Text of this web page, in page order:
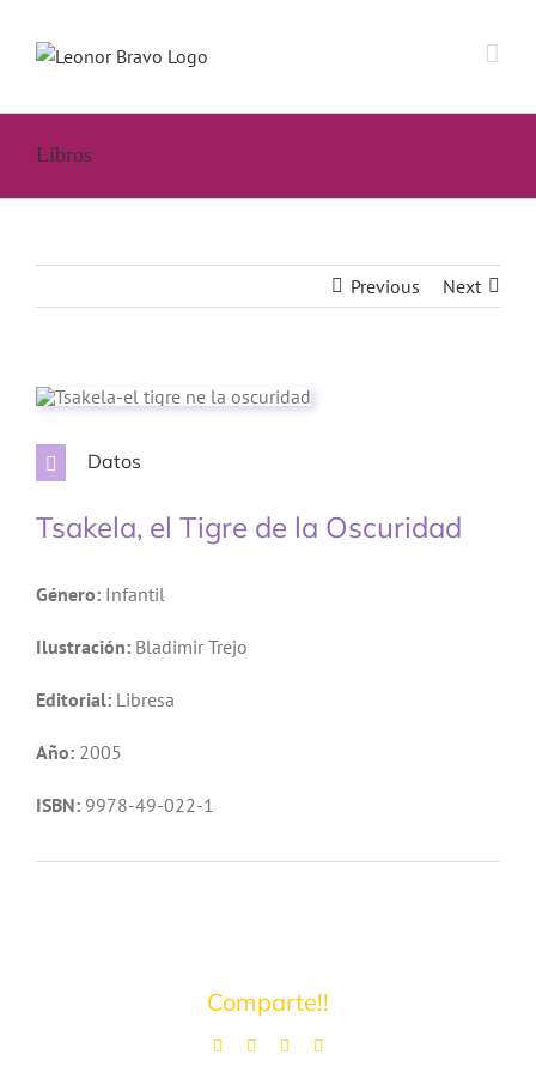
contenido
Libros
Previous Next
Datos
Tsakela, el Tigre de la Oscuridad
Género: Infantil
Ilustración: Bladimir Trejo
Editorial: Libresa
Año: 2005
ISBN: 9978-49-022-1
Comparte!!
Facebook
TwitterLinkedIn